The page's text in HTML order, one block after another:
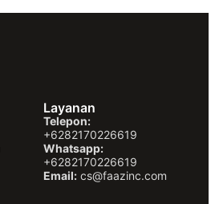
Layanan
Telepon:
+6282170226619
Whatsapp:
+6282170226619
Email: cs@faazinc.com